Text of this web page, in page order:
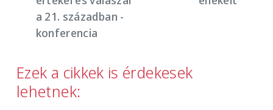
a 21. században -
konferencia
Ezek a cikkek is érdekesek
lehetnek: